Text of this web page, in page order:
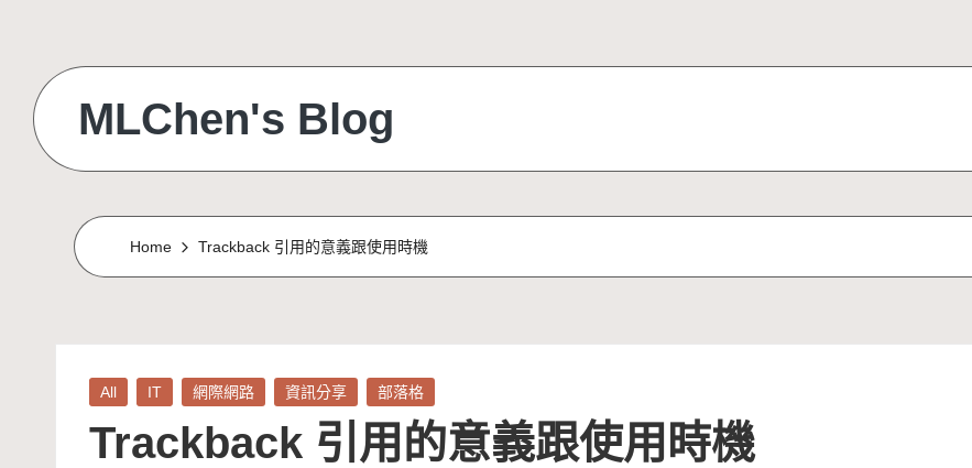
content
MLChen's Blog
Home Trackback 引用的意義跟使用時機
Posted
All IT 網際網路 資訊分享 部落格
Trackback 引用的意義跟使用時機